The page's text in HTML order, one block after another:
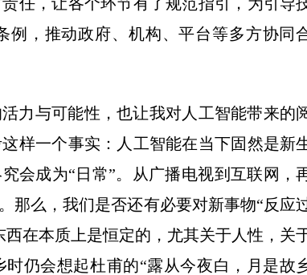
例，推动政府、机构、平台等多方协同
与可能性，也让我对人工智能带来的
样一个事实：人工智能在当下固然是新
会成为“日常”。从广播电视到互联网，
那么，我们是否还有必要对新事物“反应
在本质上是恒定的，尤其关于人性，关
仍会想起杜甫的“露从今夜白，月是故